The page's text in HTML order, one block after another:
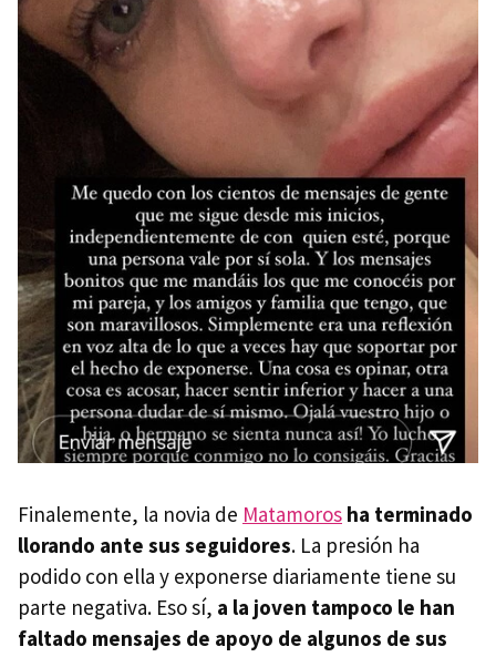
Finalemente, la novia de Matamoros ha terminado
llorando ante sus seguidores. La presión ha
podido con ella y exponerse diariamente tiene su
parte negativa. Eso sí, a la joven tampoco le han
faltado mensajes de apoyo de algunos de sus